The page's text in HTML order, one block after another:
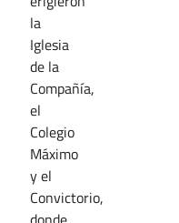
la
Iglesia
de la
Compañía,
el
Colegio
Máximo
y el
Convictorio,